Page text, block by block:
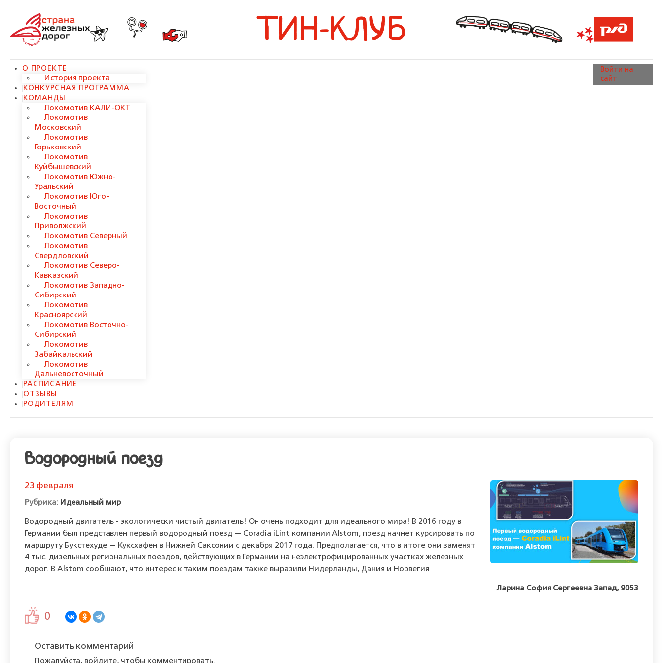
ТИН-КЛУБ
О ПРОЕКТЕ
История проекта
КОНКУРСНАЯ ПРОГРАММА
КОМАНДЫ
Локомотив КАЛИ-ОКТ
Локомотив
Московский
Локомотив
Горьковский
Локомотив
Куйбышевский
Локомотив Южно-
Уральский
Локомотив Юго-
Восточный
Локомотив
Приволжский
Локомотив Северный
Локомотив
Свердловский
Локомотив Северо-
Кавказский
Локомотив Западно-
Сибирский
Локомотив
Красноярский
Локомотив Восточно-
Сибирский
Локомотив
Забайкальский
Локомотив
Дальневосточный
РАСПИСАНИЕ
ОТЗЫВЫ
РОДИТЕЛЯМ
Войти на
сайт
Водородный поезд
23 февраля
Идеальный мир
Водородный двигатель - экологически чистый двигатель! Он очень подходит для идеального мира! В 2016 году в
Германии был представлен первый водородный поезд — Coradia iLint компании Alstom, поезд начнет курсировать по
маршруту Букстехуде — Куксхафен в Нижней Саксонии с декабря 2017 года. Предполагается, что в итоге они заменят
4 тыс. дизельных региональных поездов, действующих в Германии на неэлектрофицированных участках железных
дорог. В Alstom сообщают, что интерес к таким поездам также выразили Нидерланды, Дания и Норвегия
Ларина София Сергеевна Запад, 9053
0
Оставить комментарий
Пожалуйста, войдите, чтобы комментировать.